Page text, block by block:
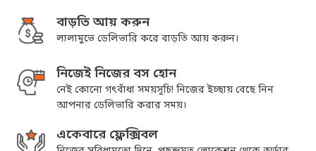
বাড়তি আয় করুন
লালামুভে ডেলিভারি করে বাড়তি আয় করুন।
নিজেই নিজের বস হোন
নেই কোনো গৎবাঁধা সময়সূচি! নিজের ইচ্ছায় বেছে নিন
আপনার ডেলিভারি করার সময়।
একেবারে ফ্লেক্সিবল